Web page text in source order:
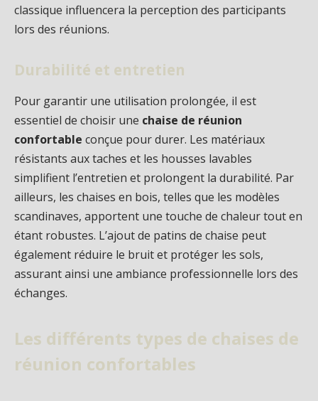
classique influencera la perception des participants
lors des réunions.
Durabilité et entretien
Pour garantir une utilisation prolongée, il est
essentiel de choisir une chaise de réunion
confortable conçue pour durer. Les matériaux
résistants aux taches et les housses lavables
simplifient l’entretien et prolongent la durabilité. Par
ailleurs, les chaises en bois, telles que les modèles
scandinaves, apportent une touche de chaleur tout en
étant robustes. L’ajout de patins de chaise peut
également réduire le bruit et protéger les sols,
assurant ainsi une ambiance professionnelle lors des
échanges.
Les différents types de chaises de
réunion confortables